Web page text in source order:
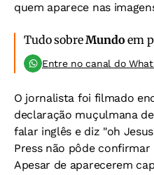
quem aparece nas
Tudo sobreMundo em
Entre no canal do
O jornalista foi filmado
declaração muçulmana
falar inglês e diz "oh
Press não pôde
Apesar de aparecerem